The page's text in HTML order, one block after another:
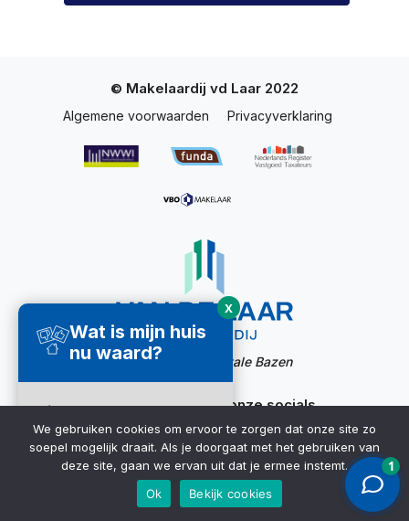
Wat is mijn huis
nu waard?
Direct een
waardecheck
ontvangen ➜
X
© Makelaardij vd Laar 2022
Algemene voorwaarden Privacyverklaring
Website door: Digitale Bazen
Ook bereikbaar via onze socials
We gebruiken cookies om ervoor te zorgen dat onze site zo
soepel mogelijk draait. Als je doorgaat met het gebruiken van
deze site, gaan we ervan uit dat je ermee instemt.
Ok
Bekijk cookies